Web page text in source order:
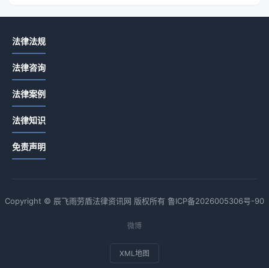
法律法规
法律咨询
法律案例
法律知识
免责声明
Copyright © 辰飞雨劳盾法律资讯网 版权所有 鲁ICP备2026005306号-90
微博
XML地图